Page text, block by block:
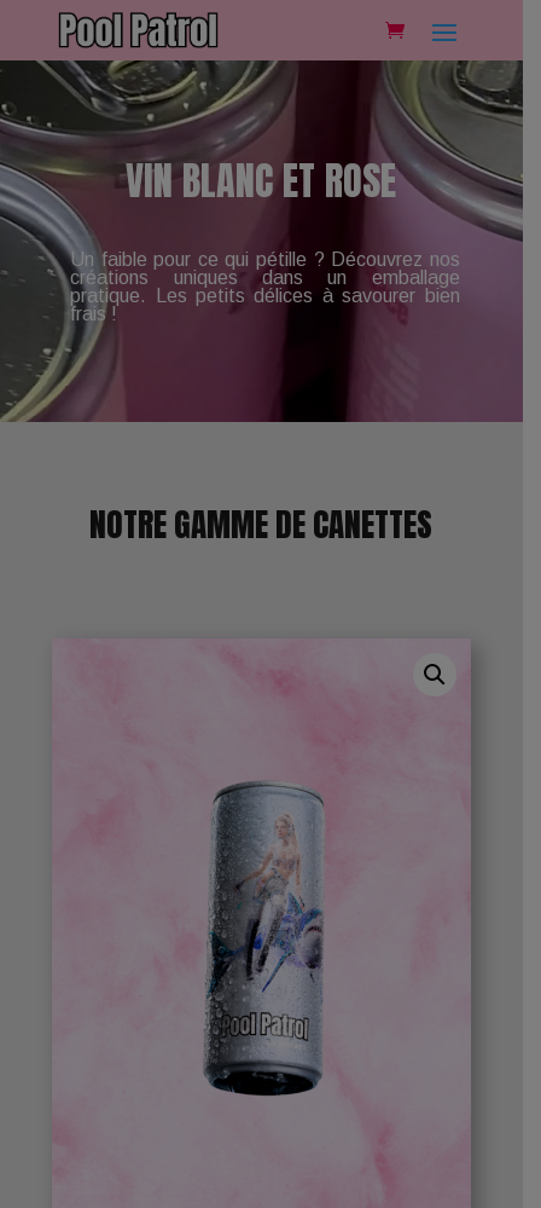
Lecteur
VIN BLANC ET ROSE
Un faible pour ce qui pétille ? Découvrez nos
créations uniques dans un emballage
pratique. Les petits délices à savourer bien
frais !
NOTRE GAMME DE CANETTES